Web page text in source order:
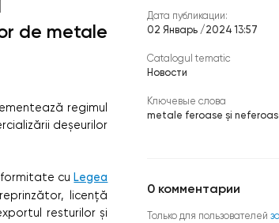
de metale
regimul
deșeurilor
cu Legea
licență
resturilor și
Дата публикации:
02 Январь /2024 13:57
Catalogul tematic
Новости
Ключевые слова
metale feroase și
0 комментарии
Только для пользователей